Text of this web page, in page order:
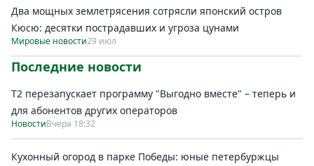
Два мощных землетрясения сотрясли японский остров
Кюсю: десятки пострадавших и угроза цунами
Мировые новости29 июл
Последние новости
Т2 перезапускает программу "Выгодно вместе" – теперь и
для абонентов других операторов
НовостиВчера 18:32
Кухонный огород в парке Победы: юные петербуржцы